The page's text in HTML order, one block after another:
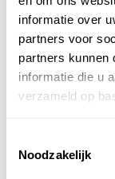
informatie over
partners voor
partners kunnen
informatie die u
verzameld op
Noodzakelijk
weghalen van
terug keren.
gebied geleid
worden voor
gesprek met